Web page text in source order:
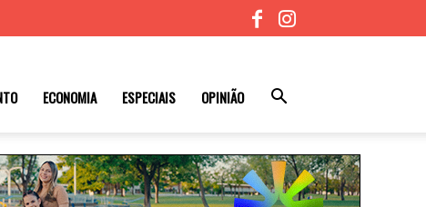
ECONOMIA ESPECIAIS OPINIÃO